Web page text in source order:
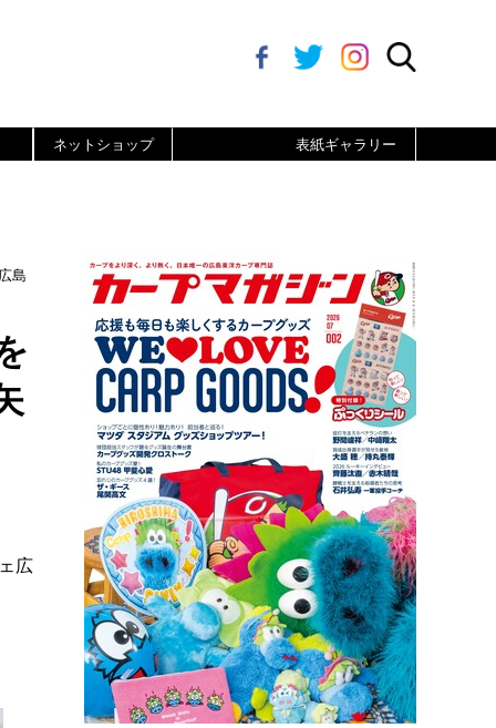
ネットショップ 表紙ギャラリー
島
広